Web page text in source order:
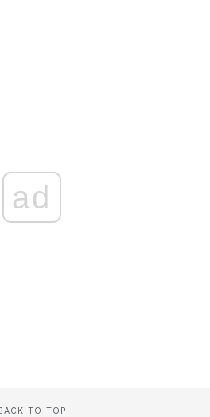
ad
BACK TO TOP